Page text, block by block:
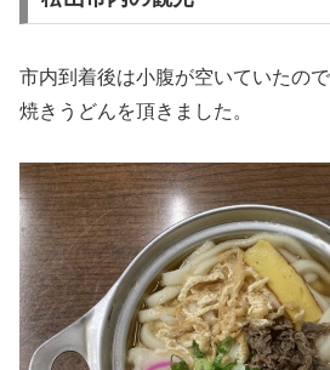
市内到着後は小腹が空いていたの
焼きうどんを頂きました。